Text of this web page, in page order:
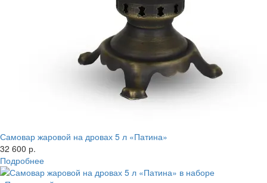
Самовар жаровой на дровах 5 л «Патина»
32 600 р.
Подробнее